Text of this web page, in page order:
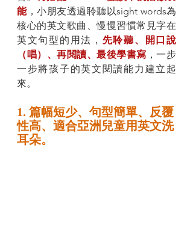
能，小朋友透過聆聽以sight words為
核心的英文歌曲、慢慢習慣常見字在
英文句型的用法， 先聆聽、開口說
（唱）、再閱讀、最後學書寫 ，一步
一步將孩子的英文閱讀能力建立起
來。
1. 篇幅短少、句型簡單、反覆
性高、適合亞洲兒童用英文洗
耳朵。